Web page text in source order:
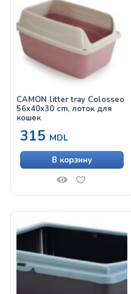
CAMON litter tray Colosseo
56x40x30 cm, лоток для
кошек
315 MDL
В корзину